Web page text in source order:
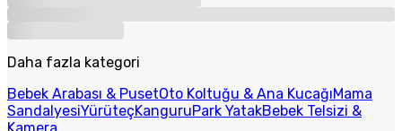
Daha fazla kategori
Bebek Arabası & PusetOto Koltuğu & Ana KucağıMama
SandalyesiYürüteçKanguruPark YatakBebek Telsizi &